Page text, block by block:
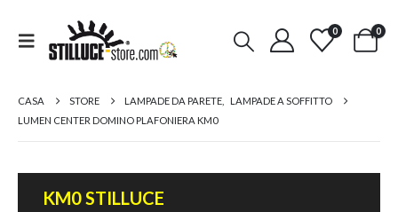
0 0
CASA STORE LAMPADE DA PARETE
LAMPADE A SOFFITTO
LUMEN CENTER DOMINO PLAFONIERA KM0
KM0 STILLUCE